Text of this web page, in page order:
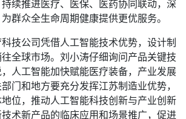
续推进医疗、医保、医药协同联动，深
群众全生命周期健康提供更优服务。
公司凭借人工智能技术优势，设计制
全球市场。刘小涛仔细询问产品关键技
人工智能加快赋能医疗装备，产业发展
门和地方要充分发挥江苏制造业优势，
位，推动人工智能科技创新与产业创新
术新产品的临床应用和场景推广，促进